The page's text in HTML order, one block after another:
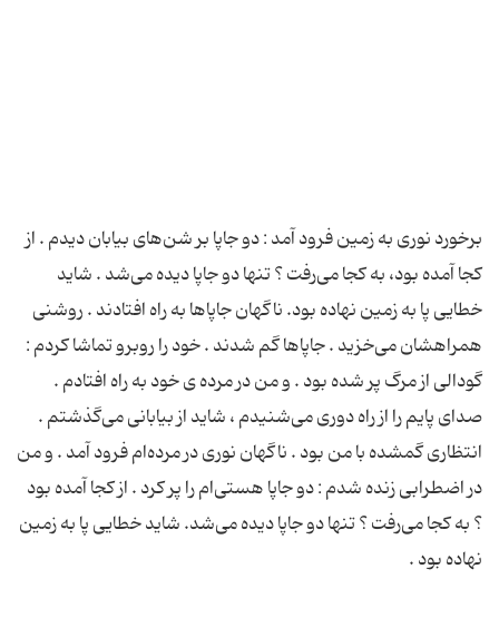
برخورد نوری به زمین فرود آمد : دو جاپا بر شن‌های بیابان دیدم . از
کجا آمده بود، به کجا می‌رفت ؟ تنها دو جاپا دیده می‌شد . شاید
خطایی پا به زمین نهاده بود. ناگهان جاپاها به راه افتادند . روشنی
همراهشان می‌خزید . جاپاها گم شدند . خود را روبرو تماشا کردم :
گودالی از مرگ پر شده بود . و من در مرده ی خود به راه افتادم .
صدای پایم را از راه دوری می‌شنیدم ، شاید از بیابانی می‌گذشتم .
انتظاری گمشده با من بود . ناگهان نوری در مرده‌ام فرود آمد . و من
در اضطرابی زنده شدم : دو جاپا هستی‌ام را پر کرد . از کجا آمده بود
؟ به کجا می‌رفت ؟ تنها دو جاپا دیده می‌شد. شاید خطایی پا به زمین
نهاده بود .